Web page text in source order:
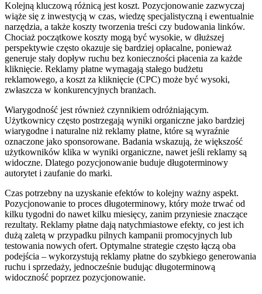
Kolejną kluczową różnicą jest koszt. Pozycjonowanie zazwyczaj
wiąże się z inwestycją w czas, wiedzę specjalistyczną i ewentualnie
narzędzia, a także koszty tworzenia treści czy budowania linków.
Chociaż początkowe koszty mogą być wysokie, w dłuższej
perspektywie często okazuje się bardziej opłacalne, ponieważ
generuje stały dopływ ruchu bez konieczności płacenia za każde
kliknięcie. Reklamy płatne wymagają stałego budżetu
reklamowego, a koszt za kliknięcie (CPC) może być wysoki,
zwłaszcza w konkurencyjnych branżach.
Wiarygodność jest również czynnikiem odróżniającym.
Użytkownicy często postrzegają wyniki organiczne jako bardziej
wiarygodne i naturalne niż reklamy płatne, które są wyraźnie
oznaczone jako sponsorowane. Badania wskazują, że większość
użytkowników klika w wyniki organiczne, nawet jeśli reklamy są
widoczne. Dlatego pozycjonowanie buduje długoterminowy
autorytet i zaufanie do marki.
Czas potrzebny na uzyskanie efektów to kolejny ważny aspekt.
Pozycjonowanie to proces długoterminowy, który może trwać od
kilku tygodni do nawet kilku miesięcy, zanim przyniesie znaczące
rezultaty. Reklamy płatne dają natychmiastowe efekty, co jest ich
dużą zaletą w przypadku pilnych kampanii promocyjnych lub
testowania nowych ofert. Optymalne strategie często łączą oba
podejścia – wykorzystują reklamy płatne do szybkiego generowania
ruchu i sprzedaży, jednocześnie budując długoterminową
widoczność poprzez pozycjonowanie.